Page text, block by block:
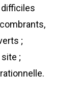
;
;
et projets